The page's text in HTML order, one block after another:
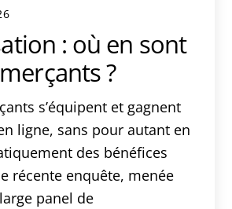
: où en sont
?
s’équipent et gagnent
ligne, sans pour autant en
des bénéfices
récente enquête, menée
panel de